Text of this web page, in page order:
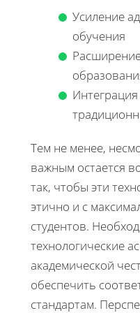
Усиление
обучения
Тем не менее,
важным остается
так, чтобы эти
этично и с
студентов.
технологические
академической
обеспечить
стандартам.